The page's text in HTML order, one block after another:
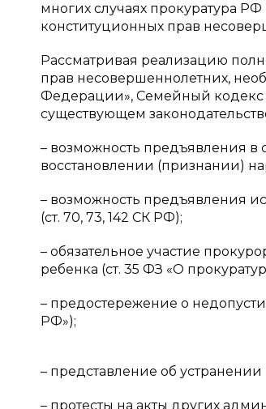
многих случаях прокуратура
конституционных прав
Рассматривая реализацию
прав несовершеннолетних,
Федерации», Семейный кодекс
существующем
– возможность предъявления в
восстановлении (признании)
– возможность предъявления
(ст. 70, 73, 142 СК РФ);
– обязательное участие
ребенка (ст. 35 ФЗ «О
– предостережение о
РФ»);
– представление об
– протесты на акты других